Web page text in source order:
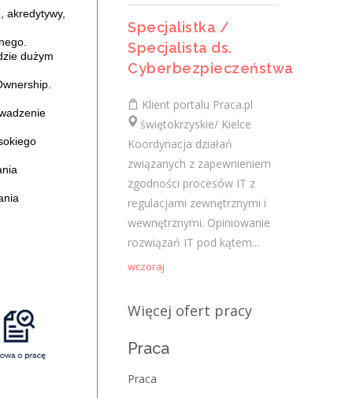
Najnowsze komentarze
-Obcokrajowcy w
-Obcokrajowcy w
świętokrzyskim
-Aktywizacja zawodowa osób
niepełnosprawnych w świętokrzyskim
czytelnik-Aktywizacja zawodowa osób
niepełnosprawnych w świętokrzyskim
admin-Zawody nadwyżkowe w
Kategorie
Bieżące informacje
akredytywy,
dużym
Specjalistka /
Specjalista ds.
Cyberbezpieczeństwa
Klient portalu Praca.pl
świętokrzyskie/ Kielce
Koordynacja działań
związanych z zapewnieniem
zgodności procesów IT z
regulacjami zewnętrznymi i
wewnętrznymi. Opiniowanie
rozwiązań IT pod kątem...
wczoraj
Więcej ofert pracy
Praca
Praca